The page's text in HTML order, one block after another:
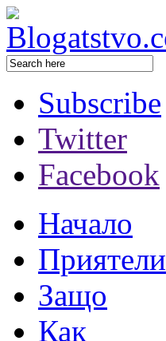
Subscribe
Twitter
Facebook
Начало
Приятели
Защо
Как